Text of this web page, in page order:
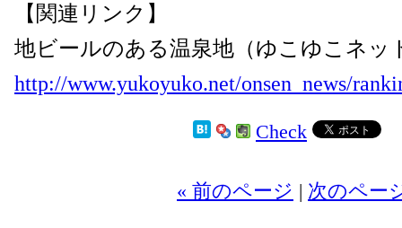
【関連リンク】
地ビールのある温泉地（ゆこゆこネッ
http://www.yukoyuko.net/onsen_news/
Check
« 前のページ | 次のペー